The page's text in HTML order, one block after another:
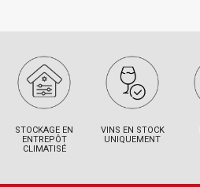
STOCKAGE EN
ENTREPÔT
CLIMATISÉ
VINS EN STOCK
UNIQUEMENT